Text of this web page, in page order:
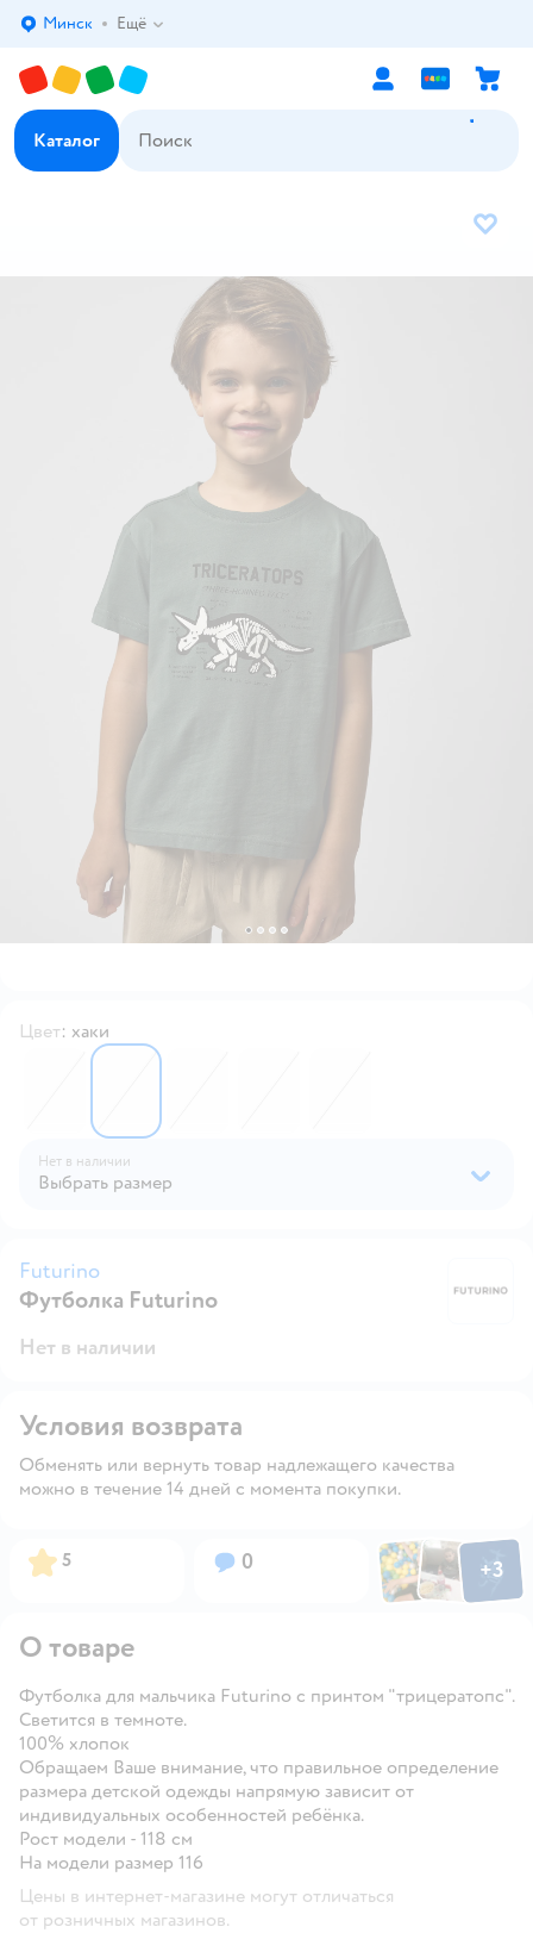
Выбор адреса доставки.
Минск Ещё
Каталог
В
Цвет: хаки
65559916555995
Нет в наличии
Выбрать размер
Futurino
Футболка Futurino
Нет в наличии
Условия возврата
Обменять или вернуть товар надлежащего качества
можно в течение 14 дней с момента покупки.
Рейтинг:
5 Вопросов:
0 ФотоФотоФото
+3
Открыть
О товаре
Футболка для мальчика Futurino с принтом "трицератопс".
Светится в темноте.
100% хлопок
Обращаем Ваше внимание, что правильное определение
размера детской одежды напрямую зависит от
индивидуальных особенностей ребёнка.
Рост модели - 118 см
На модели размер 116
Цены в интернет-магазине могут отличаться
от розничных магазинов.